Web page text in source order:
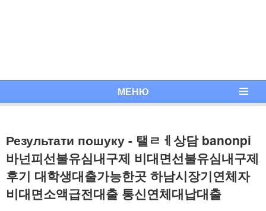
МЕНЮ
Результати пошуку - 탤ㄹㅔ상담 banonpi
바넌피선불유심내구제 비대면선불유심내구제
후기 대학생대출가능한곳 하남시장기연체자
비대면소액급전대출 통신연체대납대출